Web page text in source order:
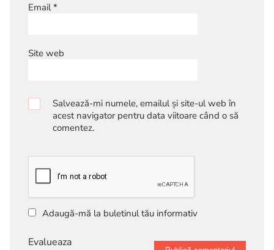
Email*
Site web
Salvează-mi numele, emailul și site-ul web în
acest navigator pentru data viitoare când o să
comentez.
Adaugă-mă la buletinul tău informativ
Evalueaza